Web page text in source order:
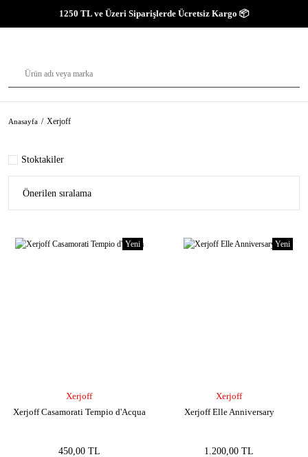
1250 TL ve Üzeri Siparişlerde Ücretsiz Kargo 📦
Anasayfa Xerjoff
Stoktakiler
Yeni
Xerjoff
Xerjoff Casamorati Tempio d'Acqua
450,00 TL
Yeni
Xerjoff
Xerjoff Elle Anniversary
1.200,00 TL